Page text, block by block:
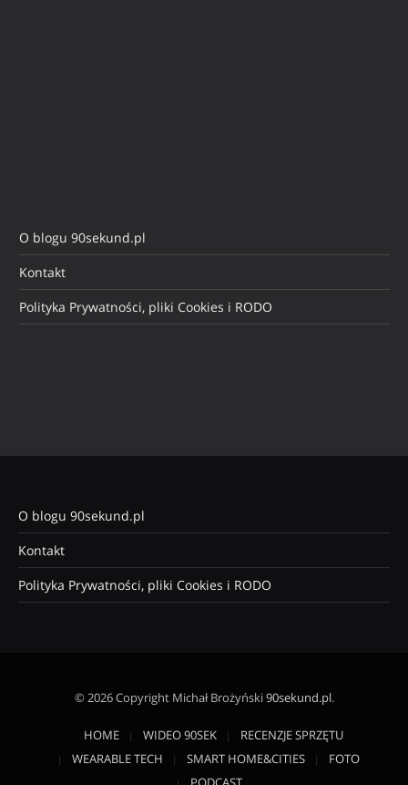
O blogu 90sekund.pl
Kontakt
Polityka Prywatności, pliki Cookies i RODO
O blogu 90sekund.pl
Kontakt
Polityka Prywatności, pliki Cookies i RODO
© 2026 Copyright Michał Brożyński90sekund.pl.
HOME WIDEO 90SEK
RECENZJE SPRZĘTU
WEARABLE TECH
SMART HOME&CITIES
FOTO